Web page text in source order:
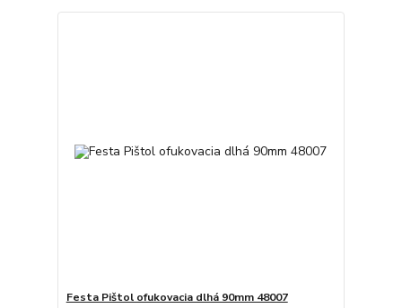
Festa Pištol ofukovacia dlhá 90mm 48007